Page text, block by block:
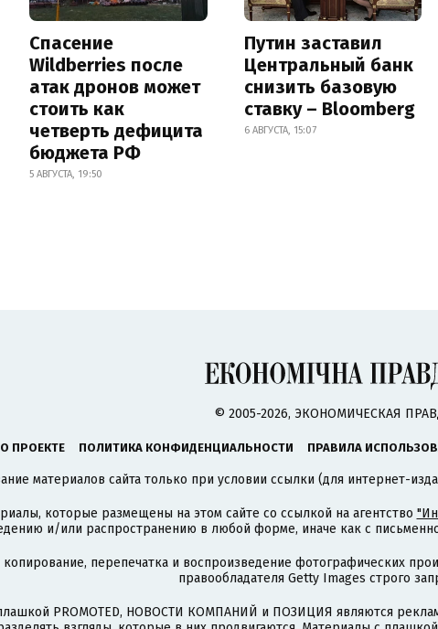
Спасение
Wildberries после
атак дронов может
стоить как
четверть дефицита
бюджета РФ
5 АВГУСТА, 19:50
Путин заставил
Центральный банк
снизить базовую
ставку – Bloomberg
6 АВГУСТА, 15:07
© 2005-2026, ЭКОНОМИЧЕСКАЯ
О ПРОЕКТЕ ПОЛИТИКА КОНФИДЕНЦИАЛЬНОСТИ ПРАВИЛА
материалов сайта только при условии ссылки (для интернет-
которые размещены на этом сайте со ссылкой на агентство
и/или распространению в любой форме, иначе как с
перепечатка и воспроизведение фотографических
правообладателя Getty Images строго
PROMOTED, НОВОСТИ КОМПАНИЙ и ПОЗИЦИЯ являются